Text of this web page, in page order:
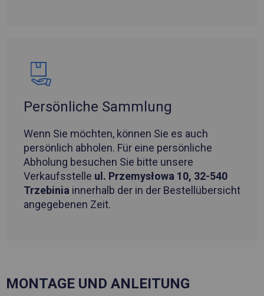
Persönliche Sammlung
Wenn Sie möchten, können Sie es auch
persönlich abholen. Für eine persönliche
Abholung besuchen Sie bitte unsere
Verkaufsstelle ul. Przemysłowa 10, 32-540
Trzebinia innerhalb der in der Bestellübersicht
angegebenen Zeit.
MONTAGE UND ANLEITUNG